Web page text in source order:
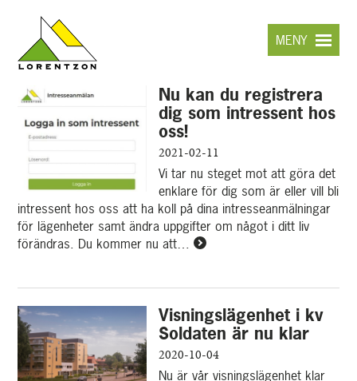
huvudinnehållet
MENY
Aktuellt
Nu kan du registrera
dig som intressent hos
oss!
2021-02-11
Vi tar nu steget mot att göra det
enklare för dig som är eller vill bli
intressent hos oss att ha koll på dina intresseanmälningar
för lägenheter samt ändra uppgifter om något i ditt liv
förändras. Du kommer nu att… Läs
kan
du
registrera
Visningslägenhet i kv
Soldaten är nu klar
2020-10-04
Nu är vår visningslägenhet klar